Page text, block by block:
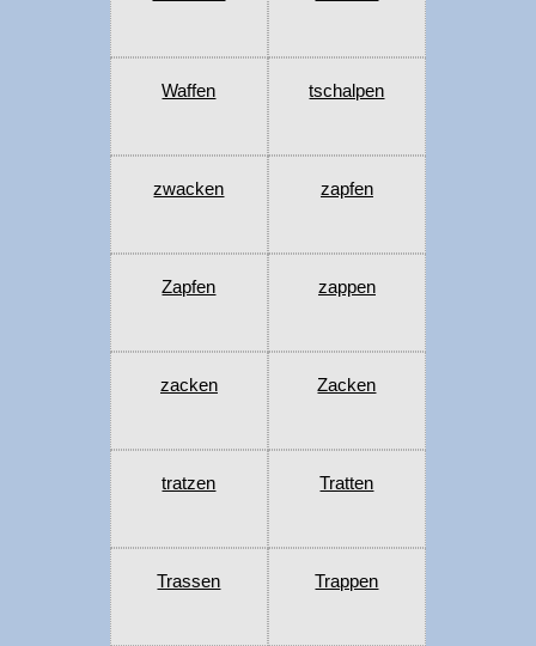
Waffen tschalpen
zwacken zapfen
Zapfen zappen
zacken Zacken
tratzen Tratten
Trassen Trappen